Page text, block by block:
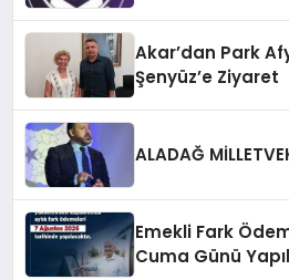
Akar’dan Park
Şenyüz’e Ziyaret
ALADAĞ
Emekli Fark
Cuma Günü